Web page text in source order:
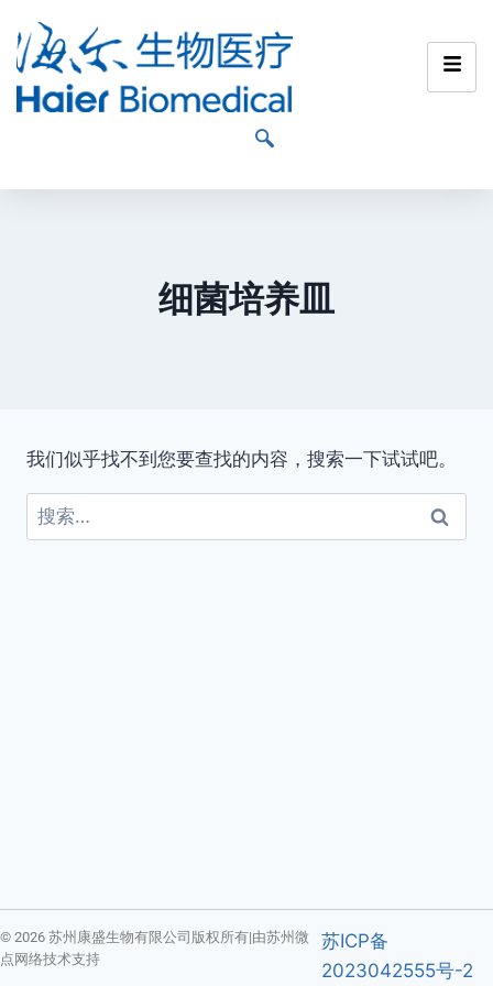
细菌培养皿
我们似乎找不到您要查找的内容，搜索一下试试吧。
© 2026 苏州康盛生物有限公司版权所有|由苏州微
点网络技术支持
苏ICP备
2023042555号-2